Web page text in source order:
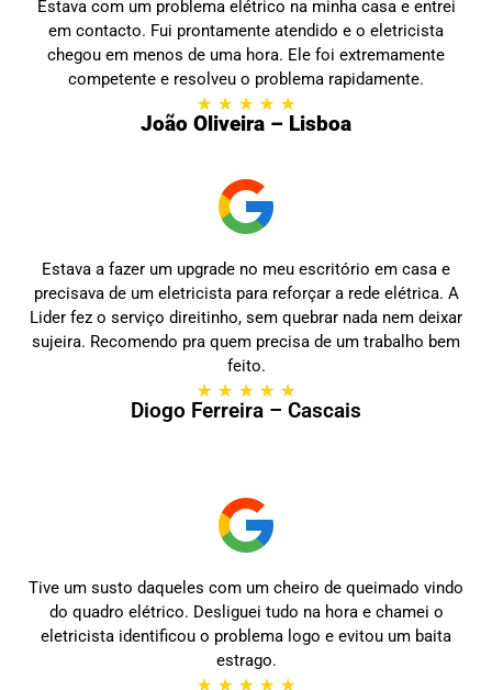
Estava com um problema elétrico na minha casa e entrei
em contacto. Fui prontamente atendido e o eletricista
chegou em menos de uma hora. Ele foi extremamente
competente e resolveu o problema rapidamente.
★ ★ ★ ★ ★
João Oliveira – Lisboa
Estava a fazer um upgrade no meu escritório em casa e
precisava de um eletricista para reforçar a rede elétrica. A
Lider fez o serviço direitinho, sem quebrar nada nem deixar
sujeira. Recomendo pra quem precisa de um trabalho bem
feito.
★ ★ ★ ★ ★
Diogo Ferreira – Cascais
Tive um susto daqueles com um cheiro de queimado vindo
do quadro elétrico. Desliguei tudo na hora e chamei o
eletricista identificou o problema logo e evitou um baita
estrago.
★ ★ ★ ★ ★